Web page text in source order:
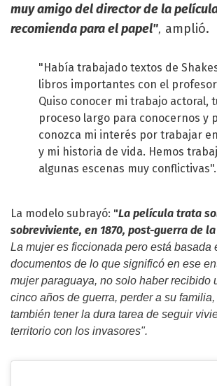
muy amigo del director de la
recomienda para el papel", amplió.
"Había trabajado textos de
libros importantes con el
Quiso conocer mi trabajo actoral,
proceso largo para conocernos y
conozca mi interés por trabajar
y mi historia de vida. Hemos
algunas escenas muy conflictivas".
La modelo subrayó: "La película trata
sobreviviente, en 1870, post-guerra de
La mujer es ficcionada pero está basada
documentos de lo que significó en ese
mujer paraguaya, no solo haber recibido
cinco años de guerra, perder a su
también tener la dura tarea de seguir
territorio con los invasores".